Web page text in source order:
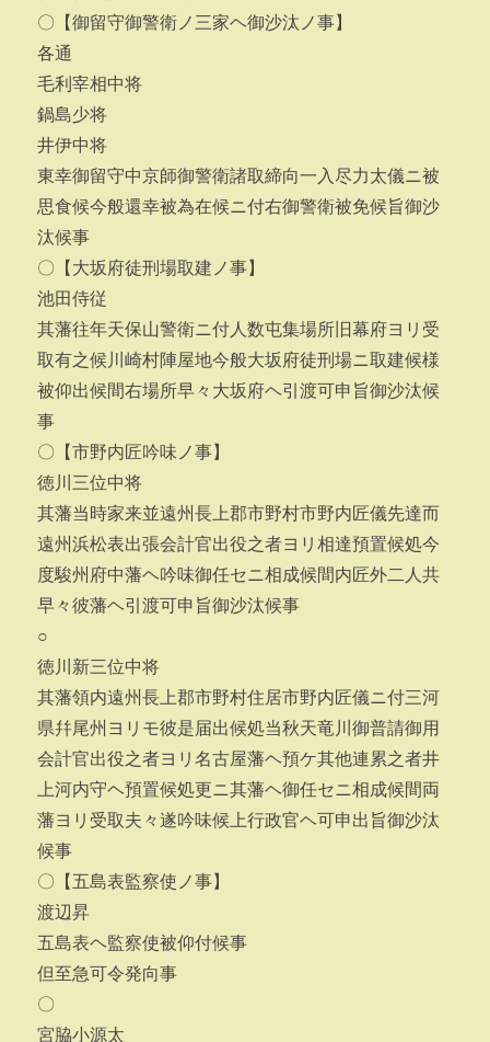
〇【御留守御警衛ノ三家ヘ御沙汰ノ事】
各通
毛利宰相中将
鍋島少将
井伊中将
東幸御留守中京師御警衛諸取締向一入尽力太儀ニ被
思食候今般還幸被為在候ニ付右御警衛被免候旨御沙
汰候事
〇【大坂府徒刑場取建ノ事】
池田侍従
其藩往年天保山警衛ニ付人数屯集場所旧幕府ヨリ受
取有之候川崎村陣屋地今般大坂府徒刑場ニ取建候様
被仰出候間右場所早々大坂府ヘ引渡可申旨御沙汰候
事
〇【市野内匠吟味ノ事】
徳川三位中将
其藩当時家来並遠州長上郡市野村市野内匠儀先達而
遠州浜松表出張会計官出役之者ヨリ相達預置候処今
度駿州府中藩ヘ吟味御任セニ相成候間内匠外二人共
早々彼藩ヘ引渡可申旨御沙汰候事
○
徳川新三位中将
其藩領内遠州長上郡市野村住居市野内匠儀ニ付三河
県幷尾州ヨリモ彼是届出候処当秋天竜川御普請御用
会計官出役之者ヨリ名古屋藩ヘ預ケ其他連累之者井
上河内守ヘ預置候処更ニ其藩ヘ御任セニ相成候間両
藩ヨリ受取夫々遂吟味候上行政官ヘ可申出旨御沙汰
候事
〇【五島表監察使ノ事】
渡辺昇
五島表ヘ監察使被仰付候事
但至急可令発向事
〇
宮脇小源太